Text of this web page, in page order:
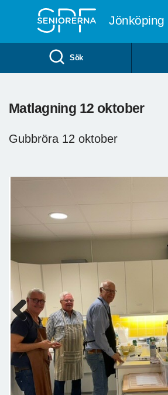
Jönköping
Sök
Matlagning 12 oktober
Gubbröra 12 oktober
Previous